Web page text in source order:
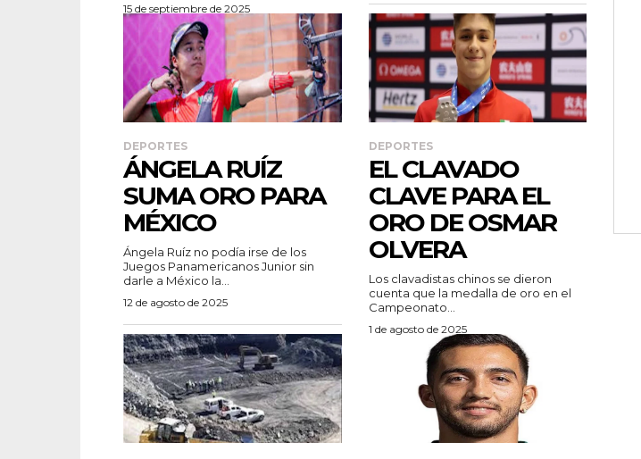
15 de septiembre de 2025
DEPORTES
ÁNGELA RUÍZ
SUMA ORO PARA
MÉXICO
Ángela Ruíz no podía irse de los
Juegos Panamericanos Junior sin
darle a México la...
12 de agosto de 2025
DEPORTES
EL CLAVADO
CLAVE PARA EL
ORO DE OSMAR
OLVERA
Los clavadistas chinos se dieron
cuenta que la medalla de oro en el
Campeonato...
1 de agosto de 2025